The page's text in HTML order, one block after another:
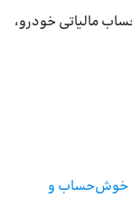
مالیاتی خودرو،
خوش‌حساب و